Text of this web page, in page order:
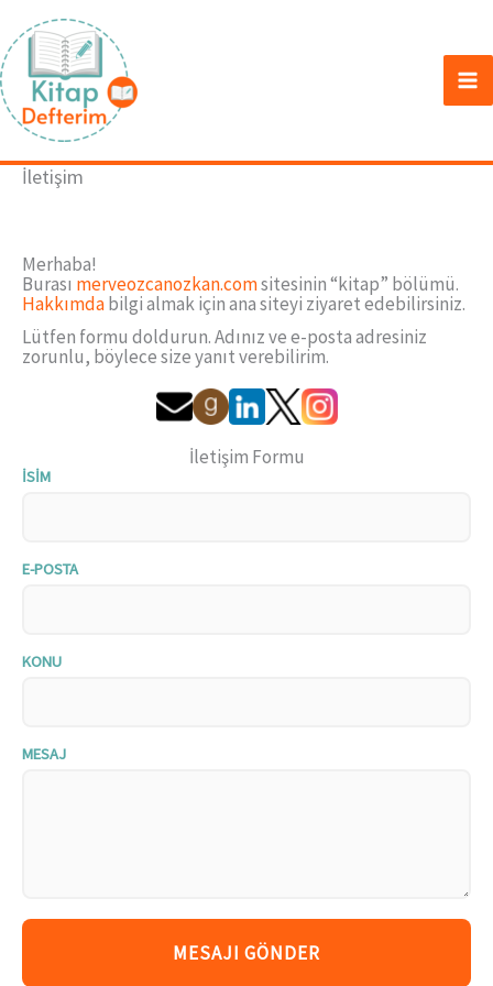
atla
İletişim
Merhaba!
Burası merveozcanozkan.comsitesinin “kitap” bölümü.
Hakkımdabilgi almak için ana siteyi ziyaret edebilirsiniz.
Lütfen formu doldurun. Adınız ve e-posta adresiniz
zorunlu, böylece size yanıt verebilirim.
İletişim Formu
İSIM
E-POSTA
KONU
MESAJ
MESAJI GÖNDER